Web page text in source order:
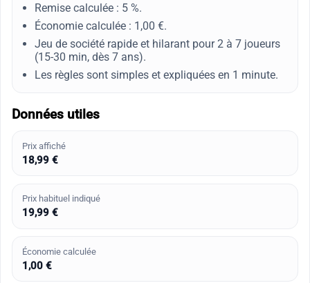
Remise calculée : 5 %.
Économie calculée : 1,00 €.
Jeu de société rapide et hilarant pour 2 à 7 joueurs
(15-30 min, dès 7 ans).
Les règles sont simples et expliquées en 1 minute.
Données utiles
Prix affiché
18,99 €
Prix habituel indiqué
19,99 €
Économie calculée
1,00 €